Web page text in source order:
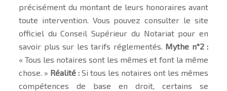
précisément du montant de leurs honoraires avant
toute intervention. Vous pouvez consulter le site
officiel du Conseil Supérieur du Notariat pour en
savoir plus sur les tarifs réglementés. Mythe n°2 :
« Tous les notaires sont les mêmes et font la même
chose. » Réalité : Si tous les notaires ont les mêmes
compétences de base en droit, certains se